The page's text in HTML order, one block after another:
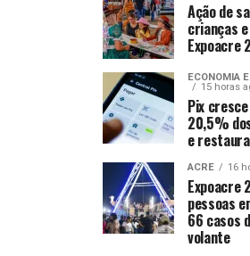
Ação de
crianças
Expoacre
ECONOMIA
15 horas
Pix
20,5%
e
ACRE 16
Expoacre
pessoas
66 casos
volante